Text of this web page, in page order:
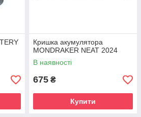
Кришка акумулятора
MONDRAKER NEAT 2024
В наявності
675 ₴
Купити